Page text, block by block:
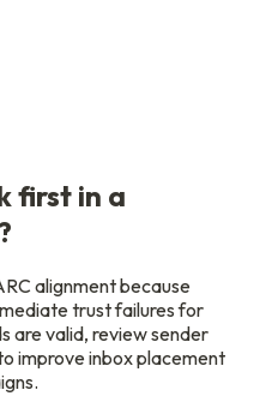
first in a
alignment because
trust failures for
are valid, review sender
improve inbox placement